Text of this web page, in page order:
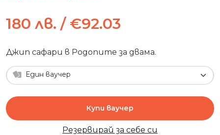
180 лв. / €92.03
Джип сафари в Родопите за двама.
Един ваучер
Купи ваучер
Резервирай за себе си